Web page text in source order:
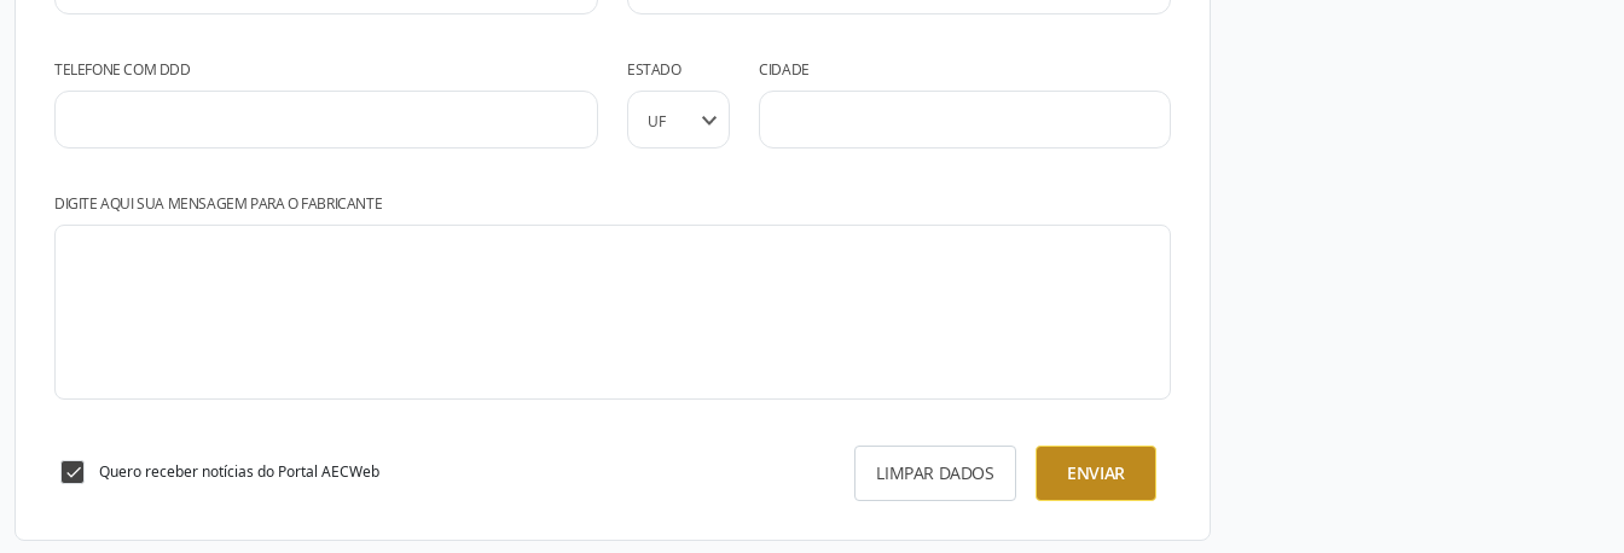
TELEFONE COM DDD ESTADO CIDADE
DIGITE AQUI SUA MENSAGEM PARA O FABRICANTE
Quero receber notícias do Portal AECWeb LIMPAR DADOS ENVIAR